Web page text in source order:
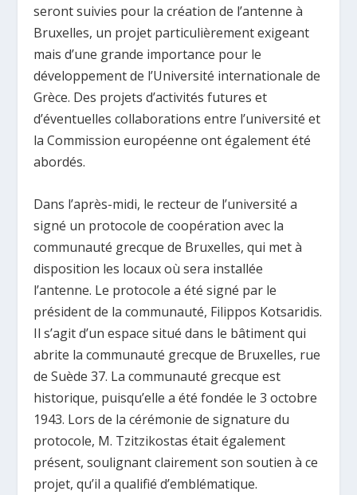
seront suivies pour la création de l’antenne à
Bruxelles, un projet particulièrement exigeant
mais d’une grande importance pour le
développement de l’Université internationale de
Grèce. Des projets d’activités futures et
d’éventuelles collaborations entre l’université et
la Commission européenne ont également été
abordés.
Dans l’après-midi, le recteur de l’université a
signé un protocole de coopération avec la
communauté grecque de Bruxelles, qui met à
disposition les locaux où sera installée
l’antenne. Le protocole a été signé par le
président de la communauté, Filippos Kotsaridis.
Il s’agit d’un espace situé dans le bâtiment qui
abrite la communauté grecque de Bruxelles, rue
de Suède 37. La communauté grecque est
historique, puisqu’elle a été fondée le 3 octobre
1943. Lors de la cérémonie de signature du
protocole, M. Tzitzikostas était également
présent, soulignant clairement son soutien à ce
projet, qu’il a qualifié d’emblématique.